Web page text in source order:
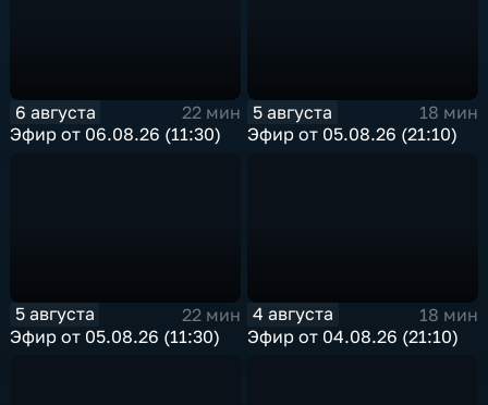
6 августа
22 мин
Эфир от 06.08.26 (11:30)
5 августа
18 мин
Эфир от 05.08.26 (21:10)
5 августа
22 мин
Эфир от 05.08.26 (11:30)
4 августа
18 мин
Эфир от 04.08.26 (21:10)